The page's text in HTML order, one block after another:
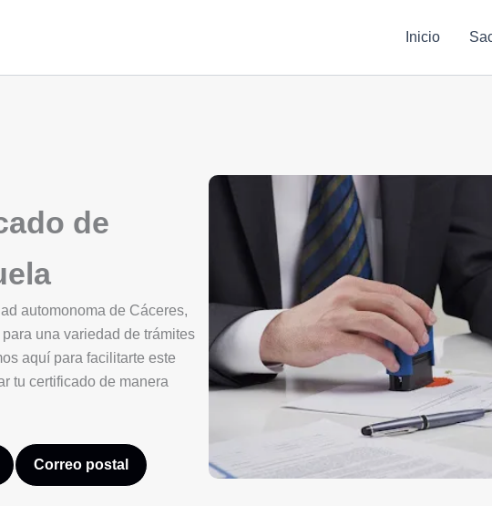
Inicio
de
automonoma de Cáceres,
una variedad de trámites
aquí para facilitarte este
tu certificado de manera
Correo postal